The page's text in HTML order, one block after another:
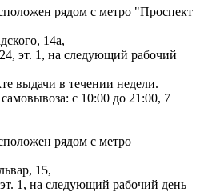
рядом с метро "Проспект
14а,
эт. 1, на следующий рабочий
выдачи в течении недели.
с 10:00 до 21:00, 7
рядом с метро
15,
1, на следующий рабочий день